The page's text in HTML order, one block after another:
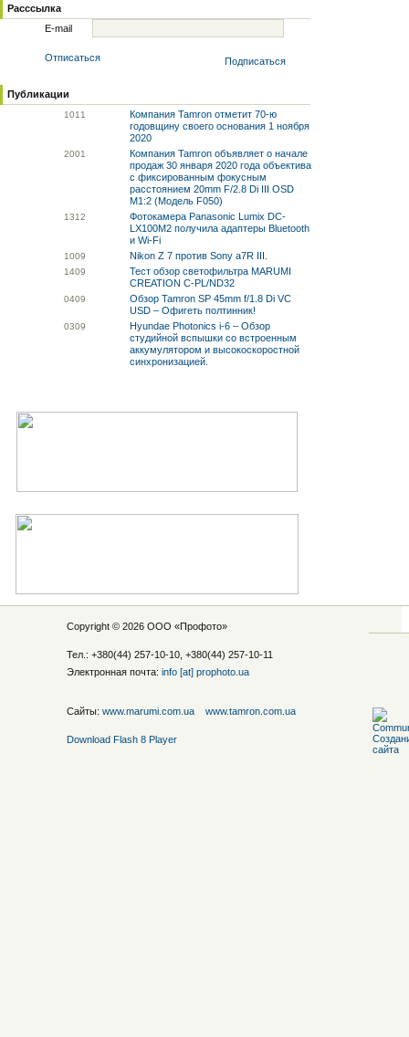
Расссылка
E-mail
Отписаться Подписаться
Публикации
1011
Компания Tamron отметит 70-ю
годовщину своего основания 1 ноября
2020
2001
Компания Tamron объявляет о начале
продаж 30 января 2020 года объектива
с фиксированным фокусным
расстоянием 20mm F/2.8 Di III OSD
M1:2 (Модель F050)
1312
Фотокамера Panasonic Lumix DC-
LX100M2 получила адаптеры Bluetooth
и Wi-Fi
1009 Nikon Z 7 против Sony a7R III.
1409
Тест обзор светофильтра MARUMI
CREATION C-PL/ND32
0409
Обзор Tamron SP 45mm f/1.8 Di VC
USD – Офигеть полтинник!
0309
Hyundae Photonics i-6 – Обзор
студийной вспышки со встроенным
аккумулятором и высокоскоростной
синхронизацией.
Copyright © 2026 ООО «Профото»
Тел.: +380(44) 257-10-10, +380(44) 257-10-11
Электронная почта: info [at] prophoto.ua
Сайты: www.marumi.com.ua www.tamron.com.ua
Download Flash 8 Player